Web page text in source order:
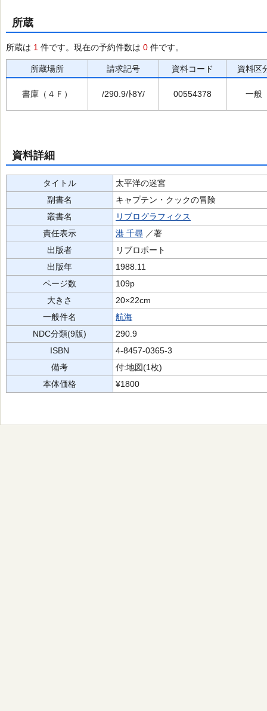
所蔵
所蔵は 1 件です。現在の予約件数は 0 件です。
所蔵場所 請求記号 資料コード 資料区
書庫（４Ｆ） /290.9/ﾄ8Y/ 00554378 一般
資料詳細
タイトル
太平洋の迷宮
副書名
キャプテン・クックの冒険
叢書名
リブログラフィクス
責任表示
港 千尋 ／著
出版者
リブロポート
出版年
1988.11
ページ数
109p
大きさ
20×22cm
一般件名
航海
NDC分類(9版)
290.9
ISBN
4-8457-0365-3
備考
付:地図(1枚)
本体価格
¥1800